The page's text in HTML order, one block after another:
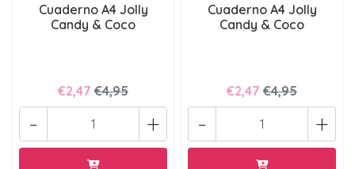
Cuaderno A4 Jolly
Candy & Coco
€2,47 €4,95
+
-
Cuaderno A4 Jolly
Candy & Coco
€2,47 €4,95
+
-